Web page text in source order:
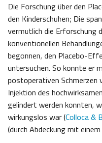
Die Forschung über den
den Kinderschuhen; Die
vermutlich die Erforschung
konventionellen
begonnen, den Placebo-
untersuchen. So konnte er
postoperativen Schmerzen
Injektion des
gelindert werden konnten,
wirkungslos war (Colloca &
(durch Abdeckung mit